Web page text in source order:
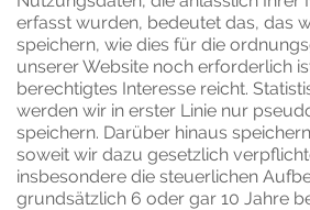
erfasst wurden, bedeutet das, das
speichern, wie dies für die
unserer Website noch erforderlich
berechtigtes Interesse reicht.
werden wir in erster Linie nur
speichern. Darüber hinaus
soweit wir dazu gesetzlich
insbesondere die steuerlichen
grundsätzlich 6 oder gar 10 Jahre